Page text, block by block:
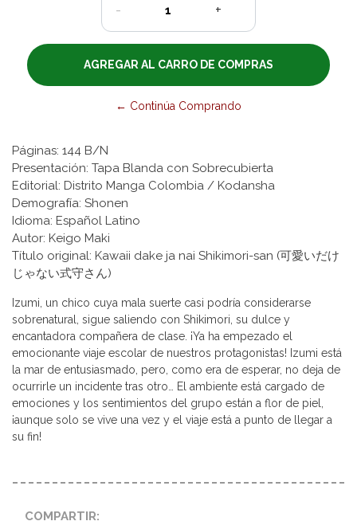
- +
← Continúa Comprando
Páginas: 144 B/N
Presentación: Tapa Blanda con Sobrecubierta
Editorial: Distrito Manga Colombia / Kodansha
Demografía: Shonen
Idioma: Español Latino
Autor: Keigo Maki
Título original: Kawaii dake ja nai Shikimori-san (可愛いだけ
じゃない式守さん)
Izumi, un chico cuya mala suerte casi podría considerarse
sobrenatural, sigue saliendo con Shikimori, su dulce y
encantadora compañera de clase. ¡Ya ha empezado el
emocionante viaje escolar de nuestros protagonistas! Izumi está
la mar de entusiasmado, pero, como era de esperar, no deja de
ocurrirle un incidente tras otro… El ambiente está cargado de
emociones y los sentimientos del grupo están a flor de piel,
¡aunque solo se vive una vez y el viaje está a punto de llegar a
su fin!
COMPARTIR: